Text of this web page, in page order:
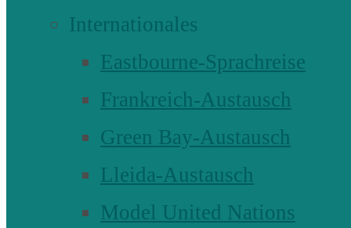
Internationales
Eastbourne-Sprachreise
Frankreich-Austausch
Green Bay-Austausch
Lleida-Austausch
Model United Nations